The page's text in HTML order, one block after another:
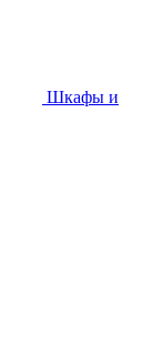
Шкафы и